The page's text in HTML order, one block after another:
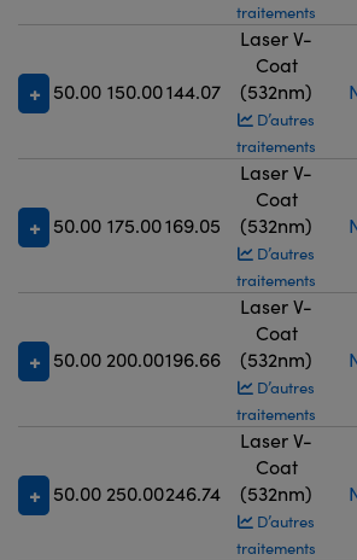
traitements
50.00 150.00144.07
Laser V-
Coat
(532nm)
D’autres
traitements
50.00 175.00169.05
Laser V-
Coat
(532nm)
D’autres
traitements
50.00 200.00196.66
Laser V-
Coat
(532nm)
D’autres
traitements
50.00 250.00246.74
Laser V-
Coat
(532nm)
D’autres
traitements